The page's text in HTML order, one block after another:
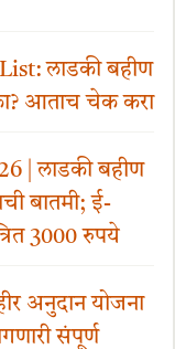
लाडकी बहीण
आताच चेक करा
| लाडकी बहीण
बातमी; ई-
3000 रुपये
अनुदान योजना
संपूर्ण